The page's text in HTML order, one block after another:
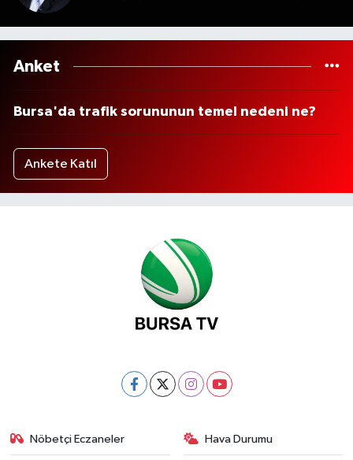
Anket
Bursa'da trafik sorununun temel nedeni ne?
Ankete Katıl
Nöbetçi Eczaneler Hava Durumu